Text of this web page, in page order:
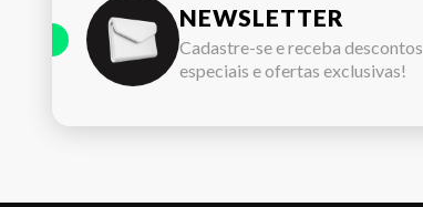
NEWSLETTER
Cadastre-se e receba descontos
especiais e ofertas exclusivas!